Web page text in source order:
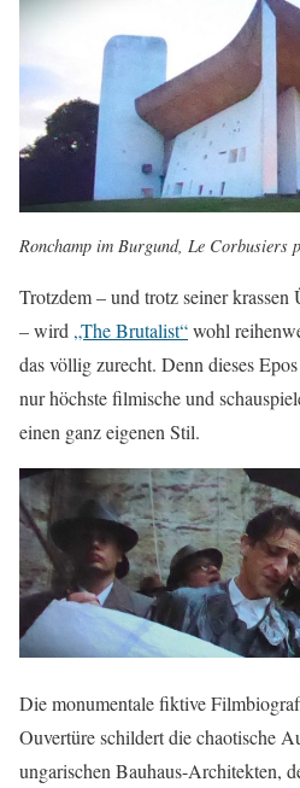
Ronchamp im Burgund, Le Corbusiers
Trotzdem – und trotz seiner
– wird„The Brutalist“wohl
das völlig zurecht. Denn dieses
nur höchste filmische und
einen ganz eigenen Stil.
Die monumentale fiktive
Ouvertüre schildert die chaotische
ungarischen Bauhaus-Architekten,